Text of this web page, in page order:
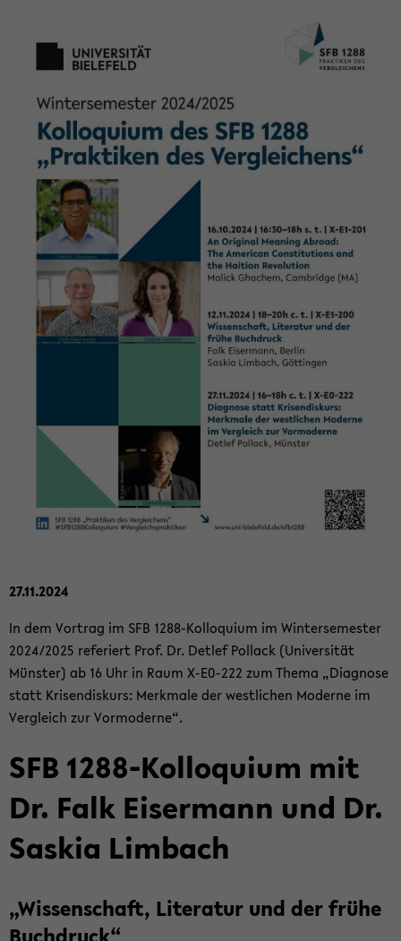
27.11.2024
In dem Vor­trag im SFB 1288-​Kolloquium im Win­ter­se­mes­ter
2024/2025 re­fe­riert Prof. Dr. Det­lef Pol­lack (Uni­ver­si­tät
Müns­ter) ab 16 Uhr in Raum X-​E0-222 zum Thema „Dia­gno­se
statt Kri­sen­dis­kurs: Merk­ma­le der west­li­chen Mo­der­ne im
Ver­gleich zur Vor­mo­der­ne“.
SFB 1288-​Kolloquium mit
Dr. Falk Eis­er­mann und Dr.
Sas­kia Lim­bach
„Wis­sen­schaft, Li­te­ra­tur und der frühe